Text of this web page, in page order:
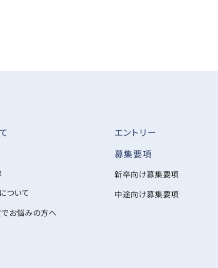
ついて
お悩みの方へ
エントリー
募集要項
新卒向け募集要項
中途向け募集要項